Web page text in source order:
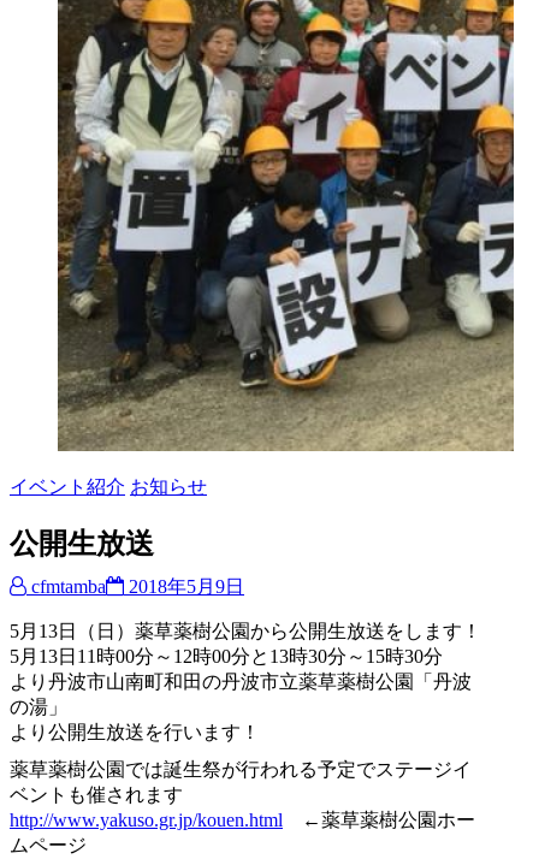
イベント紹介 お知らせ
公開生放送
cfmtamba 2018年5月9日
5月13日（日）薬草薬樹公園から公開生放送をします！
5月13日11時00分～12時00分と13時30分～15時30分
より丹波市山南町和田の丹波市立薬草薬樹公園「丹波
の湯」
より公開生放送を行います！
薬草薬樹公園では誕生祭が行われる予定でステージイ
ベントも催されます
http://www.yakuso.gr.jp/kouen.html ←薬草薬樹公園ホー
ムページ